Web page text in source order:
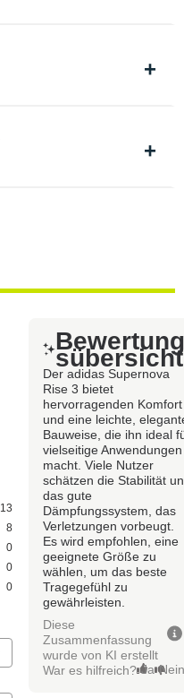
13
8
0
0
0
sübersicht
Der adidas Supernova
Rise 3 bietet
hervorragenden Komfort
und eine leichte,
Bauweise, die ihn ideal
vielseitige Anwendungen
macht. Viele Nutzer
schätzen die Stabilität
das gute
Dämpfungssystem, das
Verletzungen vorbeugt.
Es wird empfohlen, eine
geeignete Größe zu
wählen, um das beste
Tragegefühl zu
gewährleisten.
Diese
Zusammenfassung
wurde von KI erstellt
War es hilfreich? Ja